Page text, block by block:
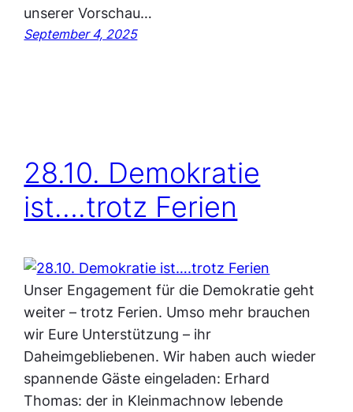
unserer Vorschau…
September 4, 2025
28.10. Demokratie
ist….trotz Ferien
Unser Engagement für die Demokratie geht
weiter – trotz Ferien. Umso mehr brauchen
wir Eure Unterstützung – ihr
Daheimgebliebenen. Wir haben auch wieder
spannende Gäste eingeladen: Erhard
Thomas: der in Kleinmachnow lebende